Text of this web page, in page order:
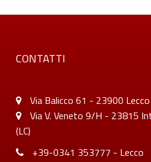
CONTATTI
Via Balicco 61 - 23900 Lecco
Via V. Veneto 9/H - 23815
(LC)
+39-0341 353777 - Lecco